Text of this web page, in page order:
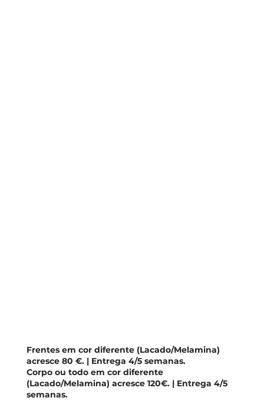
Frentes em cor diferente (Lacado/Melamina)
acresce 80 €. | Entrega 4/5 semanas.
Corpo ou todo em cor diferente
(Lacado/Melamina) acresce 120€. | Entrega 4/5
semanas.